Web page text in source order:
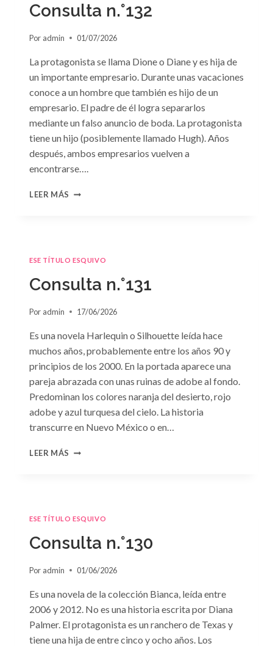
Consulta n.°132
Por admin 01/07/2026
La protagonista se llama Dione o Diane y es hija de
un importante empresario. Durante unas vacaciones
conoce a un hombre que también es hijo de un
empresario. El padre de él logra separarlos
mediante un falso anuncio de boda. La protagonista
tiene un hijo (posiblemente llamado Hugh). Años
después, ambos empresarios vuelven a
encontrarse….
LEER MÁS CONSULTA
ESE TÍTULO ESQUIVO
Consulta n.°131
Por admin 17/06/2026
Es una novela Harlequin o Silhouette leída hace
muchos años, probablemente entre los años 90 y
principios de los 2000. En la portada aparece una
pareja abrazada con unas ruinas de adobe al fondo.
Predominan los colores naranja del desierto, rojo
adobe y azul turquesa del cielo. La historia
transcurre en Nuevo México o en…
LEER MÁS CONSULTA
ESE TÍTULO ESQUIVO
Consulta n.°130
Por admin 01/06/2026
Es una novela de la colección Bianca, leída entre
2006 y 2012. No es una historia escrita por Diana
Palmer. El protagonista es un ranchero de Texas y
tiene una hija de entre cinco y ocho años. Los